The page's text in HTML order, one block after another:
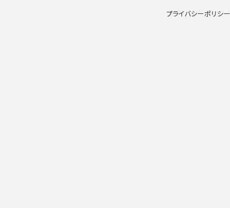
プライバシーポリシー